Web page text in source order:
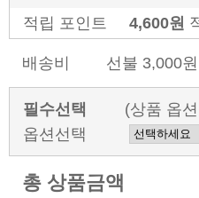
적립 포인트
4,600원
배송비 선불 3,000
필수선택
(상품 옵
옵션선택
총 상품금액